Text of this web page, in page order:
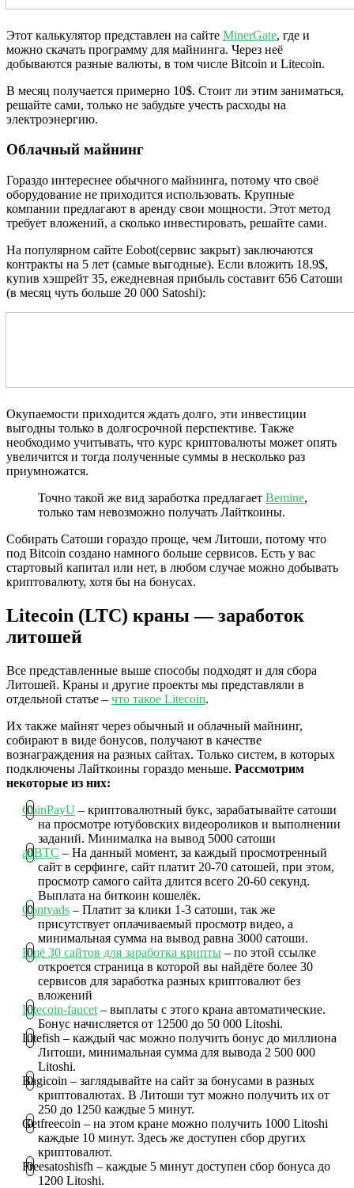
Этот калькулятор представлен на сайте MinerGate, где и
можно скачать программу для майнинга. Через неё
добываются разные валюты, в том числе Bitcoin и Litecoin.
В месяц получается примерно 10$. Стоит ли этим заниматься,
решайте сами, только не забудьте учесть расходы на
электроэнергию.
Облачный майнинг
Гораздо интереснее обычного майнинга, потому что своё
оборудование не приходится использовать. Крупные
компании предлагают в аренду свои мощности. Этот метод
требует вложений, а сколько инвестировать, решайте сами.
На популярном сайте Eobot(сервис закрыт) заключаются
контракты на 5 лет (самые выгодные). Если вложить 18.9$,
купив хэшрейт 35, ежедневная прибыль составит 656 Сатоши
(в месяц чуть больше 20 000 Satoshi):
Окупаемости приходится ждать долго, эти инвестиции
выгодны только в долгосрочной перспективе. Также
необходимо учитывать, что курс криптовалюты может опять
увеличится и тогда полученные суммы в несколько раз
приумножатся.
Точно такой же вид заработка предлагает Bemine,
только там невозможно получать Лайткоины.
Собирать Сатоши гораздо проще, чем Литоши, потому что
под Bitcoin создано намного больше сервисов. Есть у вас
стартовый капитал или нет, в любом случае можно добывать
криптовалюту, хотя бы на бонусах.
Litecoin (LTC) краны — заработок
литошей
Все представленные выше способы подходят и для сбора
Литошей. Краны и другие проекты мы представляли в
отдельной статье – что такое Litecoin.
Их также майнят через обычный и облачный майнинг,
собирают в виде бонусов, получают в качестве
вознаграждения на разных сайтах. Только систем, в которых
подключены Лайткоины гораздо меньше. Рассмотрим
некоторые из них:
CoinPayU – криптовалютный букс, зарабатывайте сатоши
на просмотре ютубовских видеороликов и выполнении
заданий. Минималка на вывод 5000 сатоши
adBTC – На данный момент, за каждый просмотренный
сайт в серфинге, сайт платит 20-70 сатошей, при этом,
просмотр самого сайта длится всего 20-60 секунд.
Выплата на биткоин кошелёк.
Contyads – Платит за клики 1-3 сатоши, так же
присутствует оплачиваемый просмотр видео, а
минимальная сумма на вывод равна 3000 сатоши.
Ещё 30 сайтов для заработка крипты – по этой ссылке
откроется страница в которой вы найдёте более 30
сервисов для заработка разных криптовалют без
вложений
Litecoin-faucet – выплаты с этого крана автоматические.
Бонус начисляется от 12500 до 50 000 Litoshi.
Litefish – каждый час можно получить бонус до миллиона
Литоши, минимальная сумма для вывода 2 500 000
Litoshi.
Bagicoin – заглядывайте на сайт за бонусами в разных
криптовалютах. В Литоши тут можно получить их от
250 до 1250 каждые 5 минут.
Getfreecoin – на этом кране можно получить 1000 Litoshi
каждые 10 минут. Здесь же доступен сбор других
криптовалют.
Freesatoshisfh – каждые 5 минут доступен сбор бонуса до
1200 Litoshi.